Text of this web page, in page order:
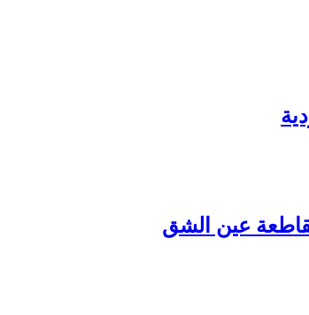
مقاطعة عين الشق